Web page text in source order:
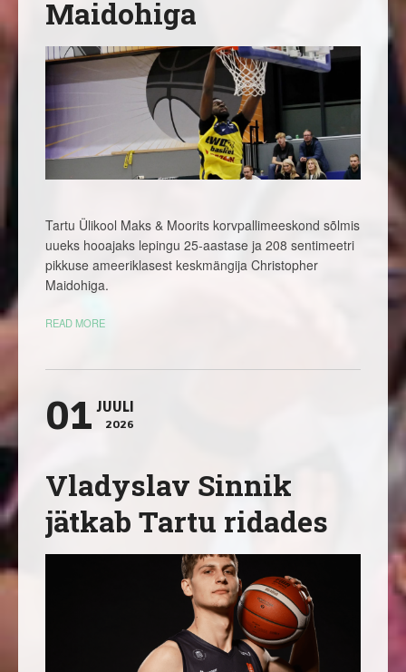
Maidohiga
Tartu Ülikool Maks & Moorits korvpallimeeskond sõlmis
uueks hooajaks lepingu 25-aastase ja 208 sentimeetri
pikkuse ameeriklasest keskmängija Christopher
Maidohiga.
READ MORE
01 JUULI
2026
Vladyslav Sinnik
jätkab Tartu ridades